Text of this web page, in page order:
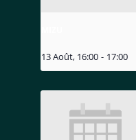
13 Août, 16:00 - 17:00